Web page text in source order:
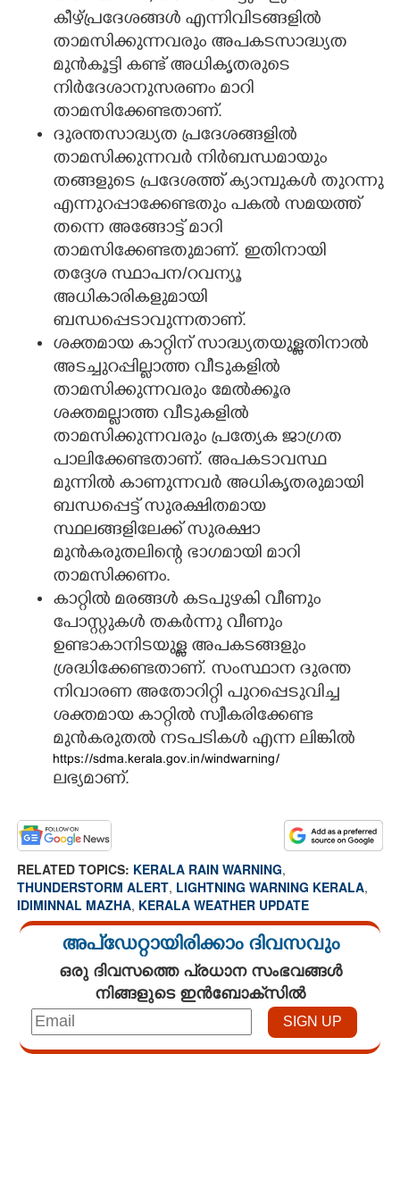
കീഴ്പ്രദേശങ്ങൾ എന്നിവിടങ്ങളിൽ
താമസിക്കുന്നവരും അപകടസാദ്ധ്യത
മുൻകൂട്ടി കണ്ട് അധികൃതരുടെ
നിർദേശാനുസരണം മാറി
താമസിക്കേണ്ടതാണ്.
ദുരന്തസാദ്ധ്യത പ്രദേശങ്ങളിൽ
താമസിക്കുന്നവർ നിർബന്ധമായും
തങ്ങളുടെ പ്രദേശത്ത് ക്യാമ്പുകൾ തുറന്നു
എന്നുറപ്പാക്കേണ്ടതും പകൽ സമയത്ത്
തന്നെ അങ്ങോട്ട് മാറി
താമസിക്കേണ്ടതുമാണ്. ഇതിനായി
തദ്ദേശ സ്ഥാപന/റവന്യൂ
അധികാരികളുമായി
ബന്ധപ്പെടാവുന്നതാണ്.
ശക്തമായ കാറ്റിന് സാദ്ധ്യതയുള്ളതിനാൽ
അടച്ചുറപ്പില്ലാത്ത വീടുകളിൽ
താമസിക്കുന്നവരും മേൽക്കൂര
ശക്തമല്ലാത്ത വീടുകളിൽ
താമസിക്കുന്നവരും പ്രത്യേക ജാഗ്രത
പാലിക്കേണ്ടതാണ്. അപകടാവസ്ഥ
മുന്നിൽ കാണുന്നവർ അധികൃതരുമായി
ബന്ധപ്പെട്ട് സുരക്ഷിതമായ
സ്ഥലങ്ങളിലേക്ക് സുരക്ഷാ
മുൻകരുതലിന്റെ ഭാഗമായി മാറി
താമസിക്കണം.
കാറ്റിൽ മരങ്ങൾ കടപുഴകി വീണും
പോസ്റ്റുകൾ തകർന്നു വീണും
ഉണ്ടാകാനിടയുള്ള അപകടങ്ങളും
ശ്രദ്ധിക്കേണ്ടതാണ്. സംസ്ഥാന ദുരന്ത
നിവാരണ അതോറിറ്റി പുറപ്പെടുവിച്ച
ശക്തമായ കാറ്റിൽ സ്വീകരിക്കേണ്ട
മുൻകരുതൽ നടപടികൾ
https://sdma.kerala.gov.in/windwarning/
എന്ന ലിങ്കിൽ
ലഭ്യമാണ്.
RELATED TOPICS: KERALA RAIN WARNING,
THUNDERSTORM ALERT, LIGHTNING WARNING KERALA,
IDIMINNAL MAZHA, KERALA WEATHER UPDATE
അപ്ഡേറ്റായിരിക്കാം ദിവസവും
ഒരു ദിവസത്തെ പ്രധാന സംഭവങ്ങൾ
നിങ്ങളുടെ ഇൻബോക്സിൽ